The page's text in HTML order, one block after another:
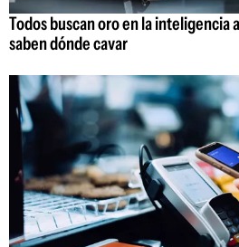
Todos buscan oro en la inteligencia
saben dónde cavar